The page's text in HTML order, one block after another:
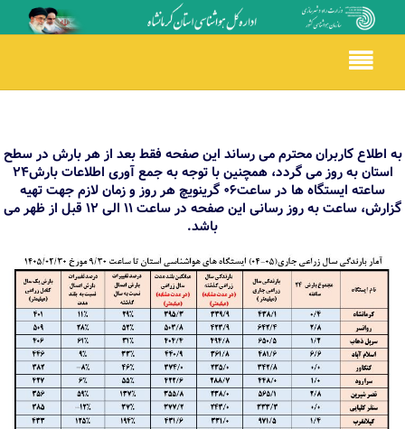
Toggle
navigation
به اطلاع کاربران محترم می رساند این صفحه فقط بعد از هر بارش در سطح
استان به روز می گردد، همچنین با توجه به جمع آوری اطلاعات بارش24
ساعته ایستگاه ها در ساعت06 گرینویچ هر روز و زمان لازم جهت تهیه
گزارش، ساعت به روز رسانی این صفحه در ساعت 11 الی 12 قبل از ظهر می
باشد.